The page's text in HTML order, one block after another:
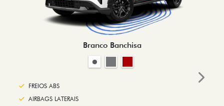
Branco Banchisa
FREIOS ABS
AIRBAGS LATERAIS
Next